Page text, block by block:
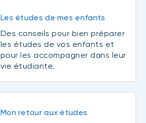
Les études de mes enfants
Des conseils pour bien préparer
les études de vos enfants et
pour les accompagner dans leur
vie étudiante.
Mon retour aux études